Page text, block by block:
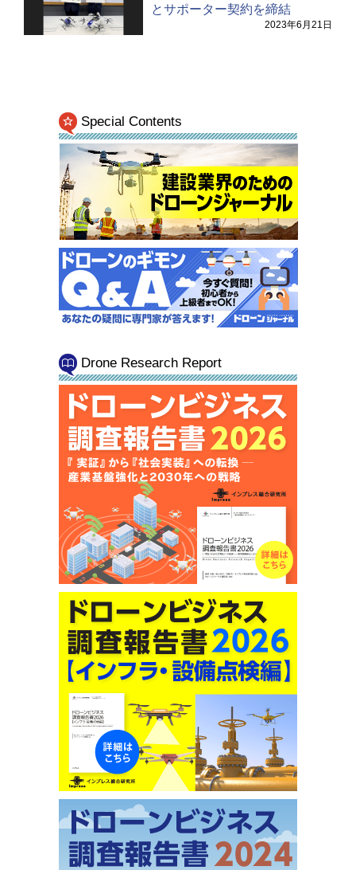
とサポーター契約を締結
2023年6月21日
Special Contents
Drone Research Report